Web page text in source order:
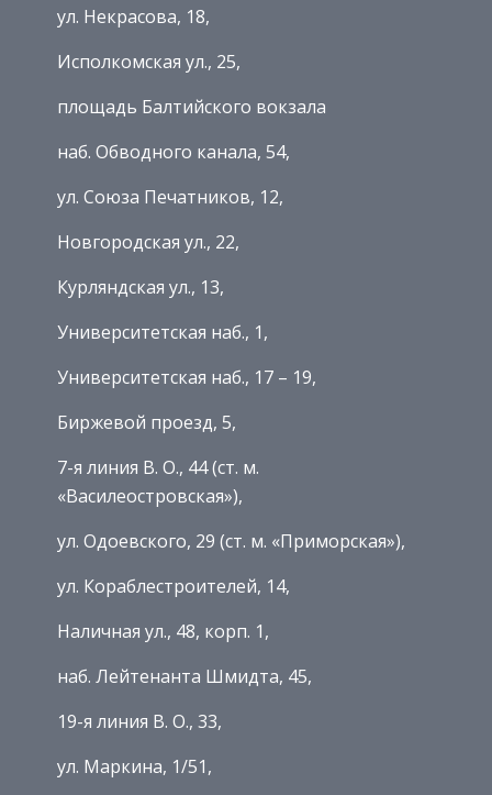
ул. Некрасова, 18,
Исполкомская ул., 25,
площадь Балтийского вокзала
наб. Обводного канала, 54,
ул. Союза Печатников, 12,
Новгородская ул., 22,
Курляндская ул., 13,
Университетская наб., 1,
Университетская наб., 17 – 19,
Биржевой проезд, 5,
7-я линия В. О., 44 (ст. м.
«Василеостровская»),
ул. Одоевского, 29 (ст. м. «Приморская»),
ул. Кораблестроителей, 14,
Наличная ул., 48, корп. 1,
наб. Лейтенанта Шмидта, 45,
19-я линия В. О., 33,
ул. Маркина, 1/51,